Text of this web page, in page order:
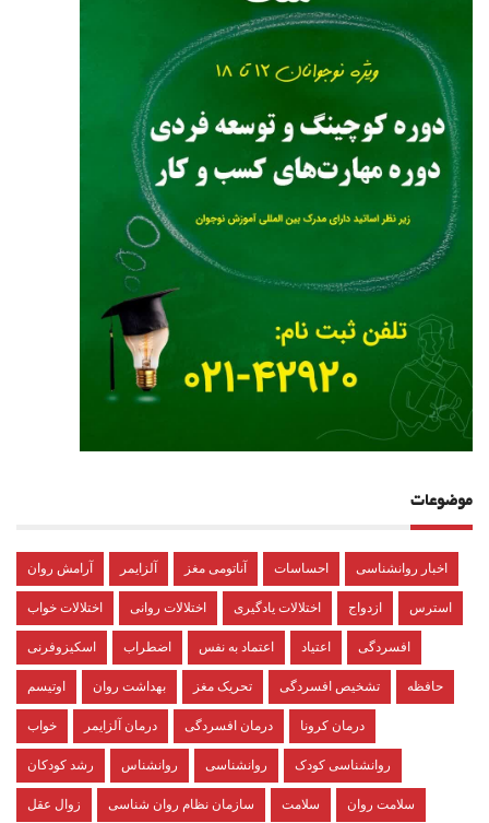
موضوعات
آرامش روان آلزایمر آناتومی مغز احساسات اخبار روانشناسی
اختلالات خواب اختلالات روانی اختلالات یادگیری ازدواج استرس
اسکیزوفرنی اضطراب اعتماد به نفس اعتیاد افسردگی
اوتیسم بهداشت روان تحریک مغز تشخیص افسردگی حافظه
خواب درمان آلزایمر درمان افسردگی درمان کرونا
رشد کودکان روانشناس روانشناسی روانشناسی کودک
زوال عقل سازمان نظام روان شناسی سلامت سلامت روان